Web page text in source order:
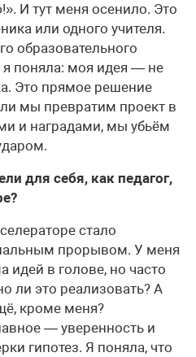
И тут меня осенило. Это
или одного учителя.
образовательного
поняла: моя идея — не
Это прямое решение
мы превратим проект в
и наградами, мы убьём
для себя, как педагог,
стало
прорывом. У меня
идей в голове, но часто
это реализовать? А
кроме меня?
— уверенность и
гипотез. Я поняла, что